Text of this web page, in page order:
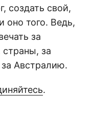
создать свой,
оно того. Ведь,
за
за
Австралию.
.